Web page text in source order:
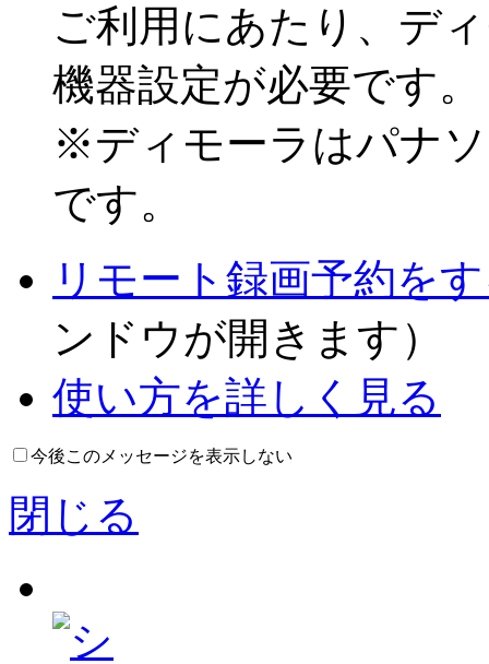
ご利用にあたり、デ
機器設定が必要です。
※ディモーラはパナ
です。
リモート録画予約を
ンドウが開きます）
使い方を詳しく見る
今後このメッセージを表示しない
閉じる